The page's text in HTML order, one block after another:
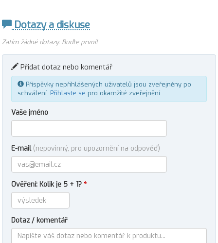
Dotazy a diskuse
Zatím žádné dotazy. Buďte první!
Přidat dotaz nebo komentář
Příspěvky nepřihlášených uživatelů jsou zveřejněny po
schválení. Přihlaste se pro okamžité zveřejnění.
Vaše jméno
E-mail (nepovinný, pro upozornění na odpověď)
Ověření: Kolik je 5 + 1? *
Dotaz / komentář